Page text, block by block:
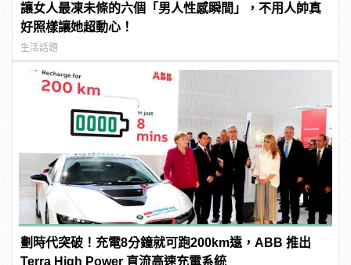
讓女人最凍未條的六個「男人性感瞬間」，不用人帥真
好照樣讓她超動心！
生活話題
劃時代突破！充電8分鐘就可跑200km遠，ABB 推出
Terra High Power 直流高速充電系統